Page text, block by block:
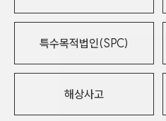
특수목적법인(SPC)
해상사고